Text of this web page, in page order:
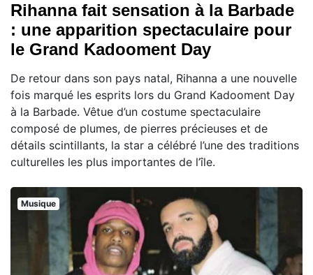
Rihanna fait sensation à la Barbade
: une apparition spectaculaire pour
le Grand Kadooment Day
De retour dans son pays natal, Rihanna a une nouvelle
fois marqué les esprits lors du Grand Kadooment Day
à la Barbade. Vêtue d’un costume spectaculaire
composé de plumes, de pierres précieuses et de
détails scintillants, la star a célébré l’une des traditions
culturelles les plus importantes de l’île.
Musique